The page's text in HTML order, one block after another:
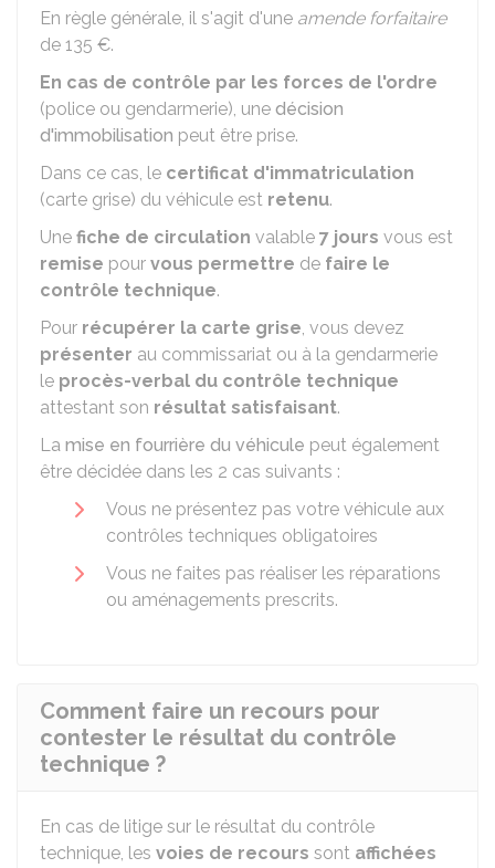
En règle générale, il s'agit d'une amende forfaitaire
de 135 €.
En cas de contrôle par les forces de l'ordre
(police ou gendarmerie), une décision
d'immobilisation peut être prise.
Dans ce cas, le certificat d'immatriculation
(carte grise) du véhicule est retenu.
Une fiche de circulation valable 7 jours vous est
remise pour vous permettre de faire le
contrôle technique.
Pour récupérer la carte grise, vous devez
présenter au commissariat ou à la gendarmerie
le procès-verbal du contrôle technique
attestant son résultat satisfaisant.
La mise en fourrière du véhicule peut également
être décidée dans les 2 cas suivants :
Vous ne présentez pas votre véhicule aux
contrôles techniques obligatoires
Vous ne faites pas réaliser les réparations
ou aménagements prescrits.
Comment faire un recours pour
contester le résultat du contrôle
technique ?
En cas de litige sur le résultat du contrôle
technique, les voies de recours sont affichées